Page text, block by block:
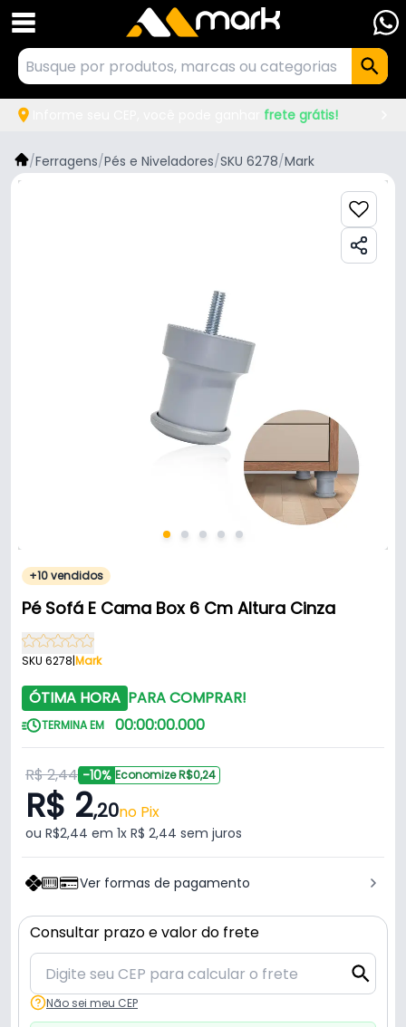
frete grátis!
/Ferragens/Pés e Niveladores/SKU 6278/Mark
+10 vendidos
Pé Sofá E Cama Box 6 Cm Altura Cinza
SKU 6278|Mark
ÓTIMA HORA PARA COMPRAR!
TERMINA EM 00:00:00.000
R$ 2,44 -10% Economize R$0,24
R$ 2,20no Pix
ou R$2,44 em 1x R$ 2,44 sem juros
Ver formas de pagamento
Consultar prazo e valor do frete
Não sei meu CEP